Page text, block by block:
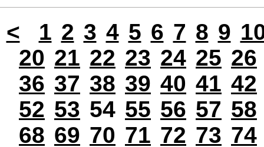
< 1 2 3 4 5 6 7 8 9
20 21 22 23 24 25 26
36 37 38 39 40 41 42
52 53 54 55 56 57 58
68 69 70 71 72 73 74